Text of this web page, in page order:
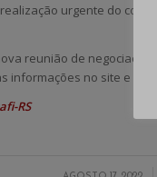
urgente do
reunião de
informações no site e
RS